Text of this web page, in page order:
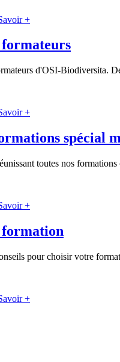
+
d'OSI-Biodiversita.
+
spécial
toutes nos formations
+
pour choisir votre
+